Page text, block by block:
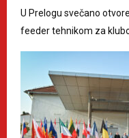
U Prelogu svečano
feeder tehnikom za